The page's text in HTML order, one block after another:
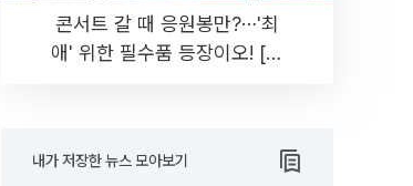
콘서트 갈 때 응원봉만?⋯'최
애' 위한 필수품 등장이오! [솔
내가 저장한 뉴스 모아보기